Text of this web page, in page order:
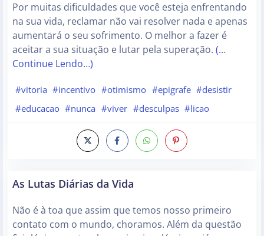
Por muitas dificuldades que você esteja enfrentando
na sua vida, reclamar não vai resolver nada e apenas
aumentará o seu sofrimento. O melhor a fazer é
aceitar a sua situação e lutar pela superação. (…
Continue Lendo…)
#vitoria #incentivo #otimismo #epigrafe #desistir
#educacao #nunca #viver #desculpas #licao
As Lutas Diárias da Vida
Não é à toa que assim que temos nosso primeiro
contato com o mundo, choramos. Além da questão